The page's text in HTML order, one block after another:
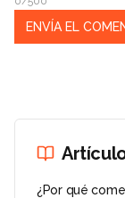
¿Por qué